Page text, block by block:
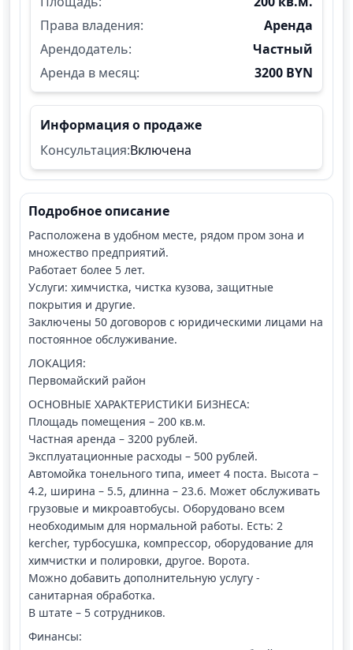
Права владения:
Аренда
Арендодатель:
Частный
Аренда в месяц:
3200 BYN
Информация о продаже
Консультация:Включена
Подробное описание
Расположена в удобном месте, рядом пром зона и
множество предприятий.
Работает более 5 лет.
Услуги: химчистка, чистка кузова, защитные
покрытия и другие.
Заключены 50 договоров с юридическими лицами на
постоянное обслуживание.
ЛОКАЦИЯ:
Первомайский район
ОСНОВНЫЕ ХАРАКТЕРИСТИКИ БИЗНЕСА:
Площадь помещения – 200 кв.м.
Частная аренда – 3200 рублей.
Эксплуатационные расходы – 500 рублей.
Автомойка тонельного типа, имеет 4 поста. Высота –
4.2, ширина – 5.5, длинна – 23.6. Может обслуживать
грузовые и микроавтобусы. Оборудовано всем
необходимым для нормальной работы. Есть: 2
kercher, турбосушка, компрессор, оборудование для
химчистки и полировки, другое. Ворота.
Можно добавить дополнительную услугу -
санитарная обработка.
В штате – 5 сотрудников.
Финансы: